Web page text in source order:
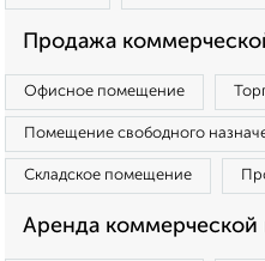
Продажа
Офисное помещение
Помещение свободного
Складское помещение
Аренда